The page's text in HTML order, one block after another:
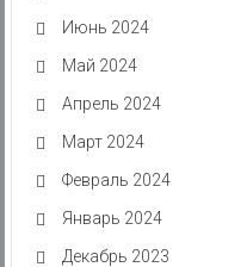
Июнь 2024
Май 2024
Апрель 2024
Март 2024
Февраль 2024
Январь 2024
Декабрь 2023